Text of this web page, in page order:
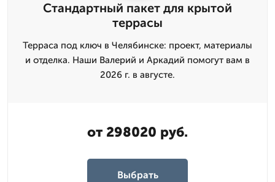
Стандартный пакет для крытой
террасы
Терраса под ключ в Челябинске: проект, материалы
и отделка. Наши Валерий и Аркадий помогут вам в
2026 г. в августе.
от 298020 руб.
Выбрать